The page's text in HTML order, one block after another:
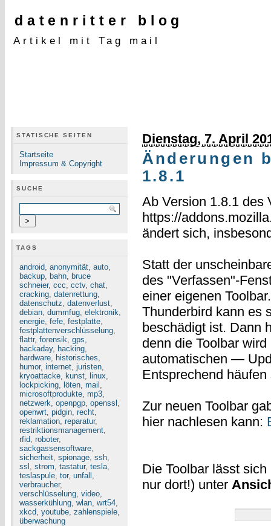
datenritter blog
Artikel mit Tag mail
STATISCHE SEITEN
Startseite
Impressum & Copyright
SUCHE
TAGS
android, anonymität, auto,
backup, bahn, bruce
schneier, ccc, cctv, chat,
cracking, datenrettung,
datenschutz, datenverlust,
debian, dummfug, elektronik,
energie, fefe, festplatte,
festplattenverschlüsselung,
flattr, forensik, gps,
hackaday, hacking,
hardware, historisches,
humor, internet, juristen,
kryoattacke, kunst, linux,
lockpicking, löten, mail ,
microsoftprodukte, mp3,
netzwerk, openpgp, openssl ,
openwrt, pidgin, recht,
reklamation, reparatur,
restriktionsmanagement,
rfid, roboter,
sackgassensoftware,
sicherheit, spionage, ssh,
ssl , strom, tastatur, tesla,
teslaspule, tor, unfall ,
verbraucher,
verschlüsselung, video,
wasserkühlung, wlan, wrt54,
xkcd, youtube, zahlenspiele,
überwachung
Dienstag, 7. April
Änderungen
1.8.1
Ab Version 1.8.1 des
https://
ändert sich,
Statt der
des "Verfassen"-
einer eigenen
Thunderbird kann es
beschädigt ist. Dann
denn die Toolbar
automatischen —
Entsprechend
Zur neuen Toolbar
hier nachlesen kann:
Die Toolbar lässt
nur dort!) unter